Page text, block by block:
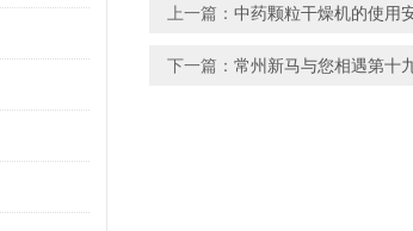
上一篇： 中药颗粒干燥机的使用
下一篇： 常州新马与您相遇第十